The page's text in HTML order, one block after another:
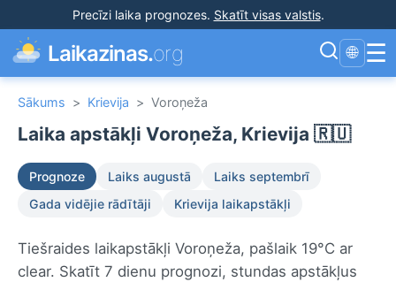
Precīzi laika prognozes. Skatīt visas valstis.
Laikazinas.org 🌐 ☰
Sākums > Krievija > Voroņeža
Laika apstākļi Voroņeža, Krievija 🇷🇺
Prognoze Laiks augustā
Laiks septembrī
Gada vidējie rādītāji
Krievija laikapstākļi
Tiešraides laikapstākļi Voroņeža, pašlaik 19°C ar
clear. Skatīt 7 dienu prognozi, stundas apstākļus